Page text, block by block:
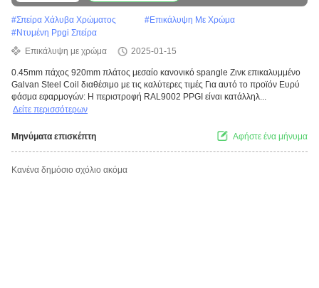
#Σπείρα Χάλυβα Χρώματος #Επικάλυψη Με Χρώμα
#Ντυμένη Ppgi Σπείρα
Επικάλυψη με χρώμα
2025-01-15
0.45mm πάχος 920mm πλάτος μεσαίο κανονικό spangle Ζινκ επικαλυμμένο
Galvan Steel Coil διαθέσιμο με τις καλύτερες τιμές Για αυτό το προϊόν Ευρύ
φάσμα εφαρμογών: Η περιστροφή RAL9002 PPGI είναι κατάλληλ...
Δείτε περισσότερων
Μηνύματα επισκέπτη Αφήστε ένα μήνυμα
Κανένα δημόσιο σχόλιο ακόμα